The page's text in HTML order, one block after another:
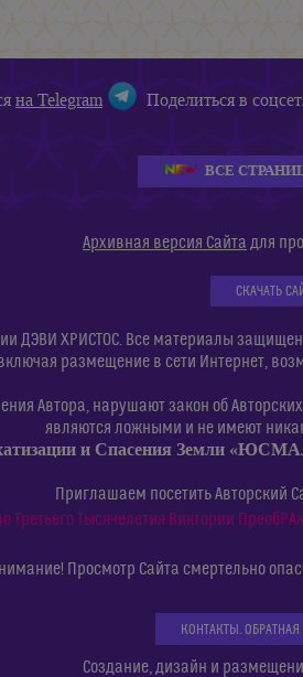
на Telegram Поделиться в
ВСЕ
Архивная версия Сайта для
СКАЧАТЬ
ДЭВИ ХРИСТОС. Все материалы
размещение в сети Интернет,
Автора, нарушают закон об
являются ложными и не имеют
и Спасения Земли
Приглашаем посетить Авторский
Третьего Тысячелетия Виктории
Просмотр Сайта смертельно
КОНТАКТЫ.
Создание, дизайн и